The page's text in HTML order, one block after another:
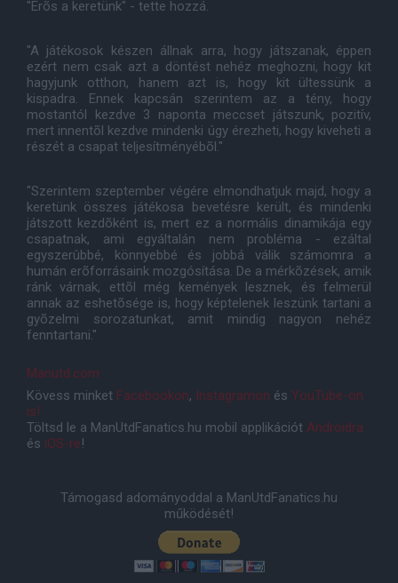
"Erõs a keretünk" - tette hozzá.
"A játékosok készen állnak arra, hogy játszanak, éppen
ezért nem csak azt a döntést nehéz meghozni, hogy kit
hagyjunk otthon, hanem azt is, hogy kit ültessünk a
kispadra. Ennek kapcsán szerintem az a tény, hogy
mostantól kezdve 3 naponta meccset játszunk, pozitív,
mert innentõl kezdve mindenki úgy érezheti, hogy kiveheti a
részét a csapat teljesítményébõl."
"Szerintem szeptember végére elmondhatjuk majd, hogy a
keretünk összes játékosa bevetésre került, és mindenki
játszott kezdõként is, mert ez a normális dinamikája egy
csapatnak, ami egyáltalán nem probléma - ezáltal
egyszerûbbé, könnyebbé és jobbá válik számomra a
humán erõforrásaink mozgósítása. De a mérkõzések, amik
ránk várnak, ettõl még kemények lesznek, és felmerül
annak az eshetõsége is, hogy képtelenek leszünk tartani a
gyõzelmi sorozatunkat, amit mindig nagyon nehéz
fenntartani."
Manutd.com
Kövess minket Facebookon, Instagramon és YouTube-on
is!
Töltsd le a ManUtdFanatics.hu mobil applikációt Androidra
és iOS-re!
Támogasd adományoddal a ManUtdFanatics.hu
működését!